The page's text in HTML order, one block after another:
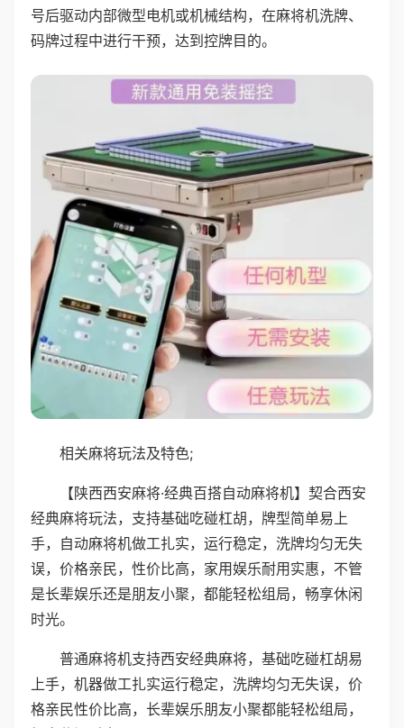
号后驱动内部微型电机或机械结构，在麻将机洗牌、
码牌过程中进行干预，达到控牌目的。
相关麻将玩法及特色;
【陕西西安麻将·经典百搭自动麻将机】契合西安
经典麻将玩法，支持基础吃碰杠胡，牌型简单易上
手，自动麻将机做工扎实，运行稳定，洗牌均匀无失
误，价格亲民，性价比高，家用娱乐耐用实惠，不管
是长辈娱乐还是朋友小聚，都能轻松组局，畅享休闲
时光。
普通麻将机支持西安经典麻将，基础吃碰杠胡易
上手，机器做工扎实运行稳定，洗牌均匀无失误，价
格亲民性价比高，长辈娱乐朋友小聚都能轻松组局，